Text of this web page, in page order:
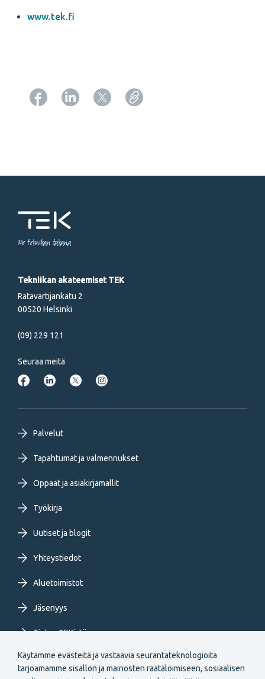
Käytämme evästeitä ja vastaavia seurantateknologioita
tarjoamamme sisällön ja mainosten räätälöimiseen, sosiaalisen
www.tek.fi
Me tekniikan takana
Tekniikan akateemiset TEK
Ratavartijankatu 2
00520 Helsinki
(09) 229 121
Seuraa meitä
Footer
primary
menu
FI
Palvelut
Tapahtumat ja valmennukset
Oppaat ja asiakirjamallit
Työkirja
Uutiset ja blogit
Yhteystiedot
Aluetoimistot
Jäsenyys
Tietoa TEKistä
Extranet